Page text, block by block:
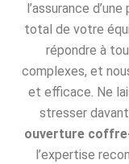
l’assurance
total de votre
répondre à
complexes, et
et efficace. Ne
stresser
ouverture
l’expertise